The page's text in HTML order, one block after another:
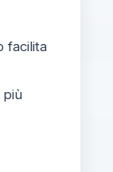
facilita
più